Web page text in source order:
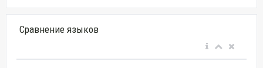
Сравнение языков